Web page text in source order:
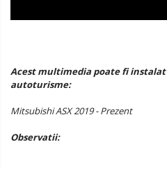
Acest multimedia poate fi
autoturisme:
Mitsubishi ASX 2019 - Prezent
Observatii: